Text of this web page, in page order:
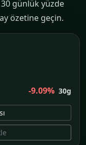
günlük yüzde
özetine geçin.
-9.09% 30g